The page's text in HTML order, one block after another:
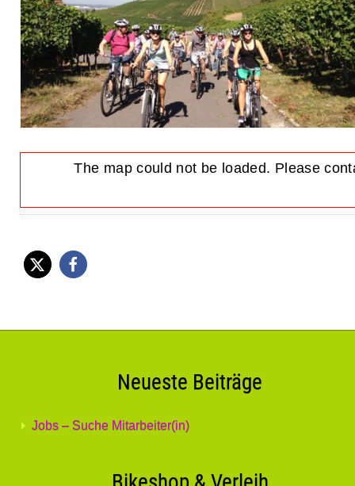
The map could not be loaded. Please
Neueste Beiträge
Jobs – Suche Mitarbeiter(in)